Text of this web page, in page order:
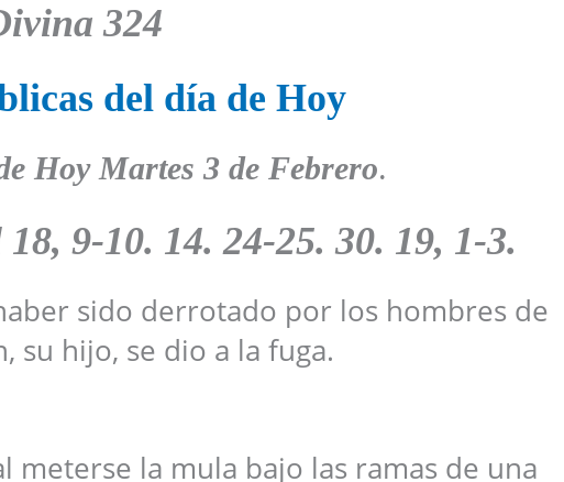
324
del día de Hoy
Hoy Martes 3 de Febrero.
18, 9-10. 14. 24-25. 30. 19, 1-3.
sido derrotado por los hombres de
su hijo, se dio a la fuga.
meterse la mula bajo las ramas de una